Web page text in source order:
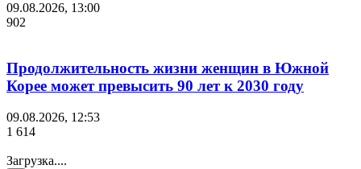
09.08.2026, 13:00
902
Продолжительность жизни женщин в Южной
Корее может превысить 90 лет к 2030 году
09.08.2026, 12:53
1 614
Загрузка....